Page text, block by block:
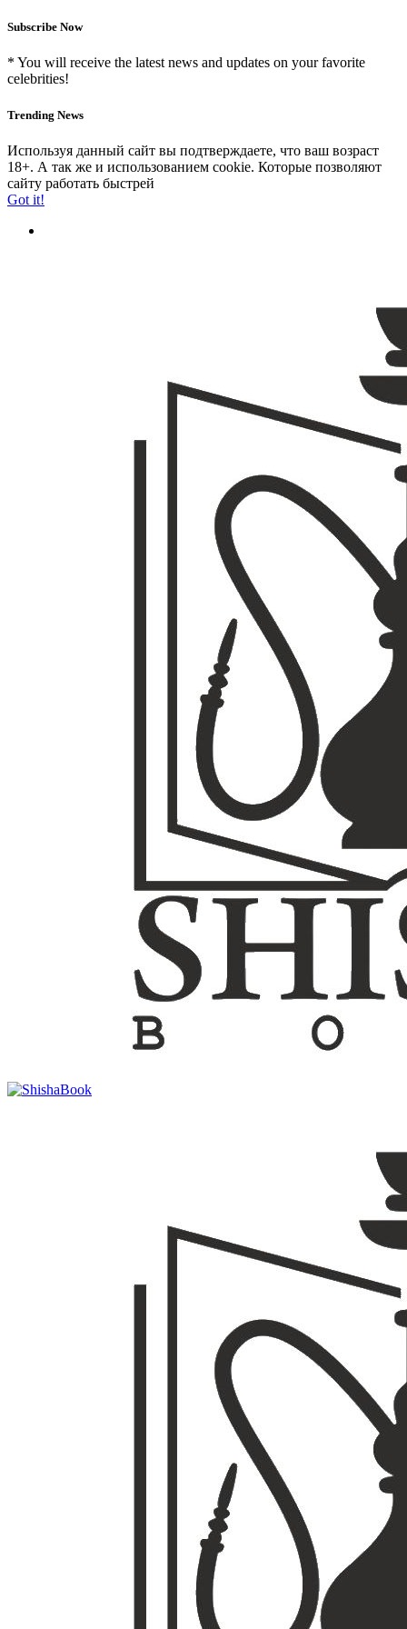
Subscribe Now
* You will receive the latest news and updates on your favorite
celebrities!
Trending News
Используя данный сайт вы подтверждаете, что ваш возраст
18+. А так же и использованием cookie. Которые позволяют
сайту работать быстрей
Got it!